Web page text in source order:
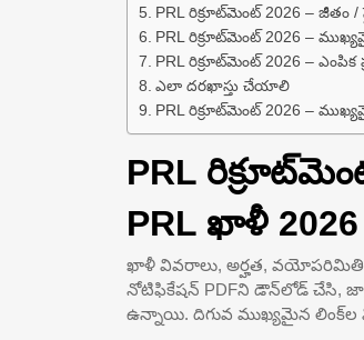
PRL రిక్రూట్‌మెంట్ 2026 – జీతం /
PRL రిక్రూట్‌మెంట్ 2026 –
PRL రిక్రూట్‌మెంట్ 2026 – ఎంపిక
ఎలా దరఖాస్తు చేయాలి
PRL రిక్రూట్‌మెంట్ 2026 –
PRL
PRL ఖాళీ
ఖాళీ వివరాలు, అర్హత, వయోపరిమితి
నోటిఫికేషన్ PDFని డౌన్‌లోడ్ చేసి,
ఉన్నాయి. దిగువ ముఖ్యమైన